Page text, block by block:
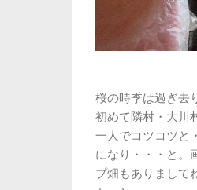
桜の時季は過ぎ去
初めて隣村・大川
一人でコツコツと
になり・・・と。
プ畑もありまして